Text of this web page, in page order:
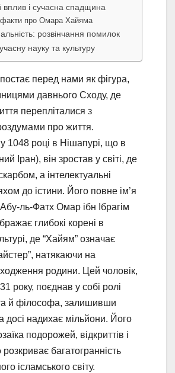
вплив і сучасна спадщина
факти про Омара Хайяма
розвінчання помилок
науку та культуру
перед нами як фігура,
давнього Сходу, де
перепліталися з
про життя.
1048 році в Нішапурі, що в
Іран), він зростав у світі, де
а інтелектуальні
до істини. Його повне ім’я
ль-Фатх Омар ібн Ібрагім
глибокі корені в
де “Хайям” означає
натякаючи на
родини. Цей чоловік,
року, поєднав у собі ролі
й філософа, залишивши
досі надихає мільйони. Його
подорожей, відкриттів і
багатогранність
ісламського світу.